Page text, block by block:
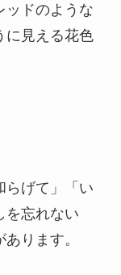
ッドのような
に見える花色
らげて」「い
を忘れない
ります。